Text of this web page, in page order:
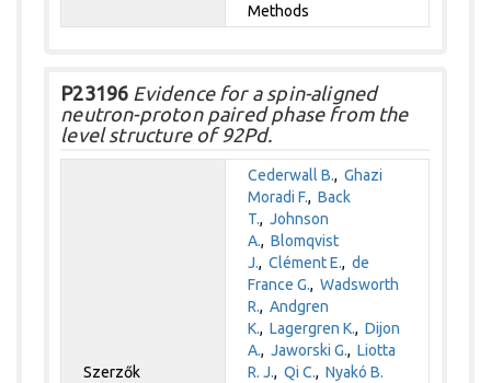
Methods
P23196 Evidence for a spin-aligned
neutron-proton paired phase from the
level structure of 92Pd.
Szerzők
Cederwall B.,Ghazi
Moradi F.,Back
T.,Johnson
A.,Blomqvist
J.,Clément E.,de
France G.,Wadsworth
R.,Andgren
K.,Lagergren K.,Dijon
A.,Jaworski G.,Liotta
R. J.,Qi C.,Nyakó B.